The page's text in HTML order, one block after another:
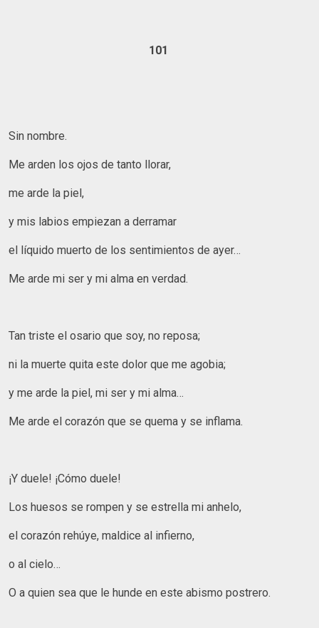
101
Sin nombre.
Me arden los ojos de tanto llorar,
me arde la piel,
y mis labios empiezan a derramar
el líquido muerto de los sentimientos de ayer…
Me arde mi ser y mi alma en verdad.
Tan triste el osario que soy, no reposa;
ni la muerte quita este dolor que me agobia;
y me arde la piel, mi ser y mi alma…
Me arde el corazón que se quema y se inflama.
¡Y duele! ¡Cómo duele!
Los huesos se rompen y se estrella mi anhelo,
el corazón rehúye, maldice al infierno,
o al cielo…
O a quien sea que le hunde en este abismo postrero.